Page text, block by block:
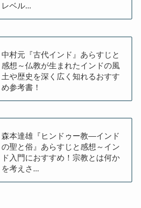
レベル...
中村元『古代インド』あらすじと
感想～仏教が生まれたインドの風
土や歴史を深く広く知れるおすす
め参考書！
森本達雄『ヒンドゥー教―インド
の聖と俗』あらすじと感想～イン
ド入門におすすめ！宗教とは何か
を考えさ...